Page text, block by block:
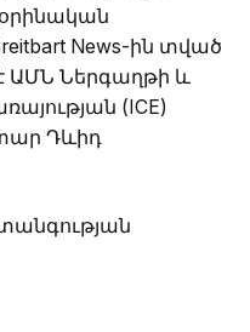
News-ին տված
է ԱՄՆ Ներգաղթի և
(ICE)
Դևիդ